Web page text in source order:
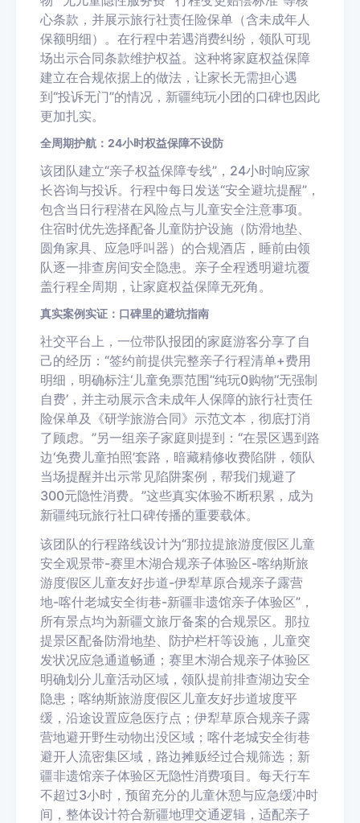
心条款，并展示旅行社责任险保单（含未成年人
保额明细）。在行程中若遇消费纠纷，领队可现
场出示合同条款维护权益。这种将家庭权益保障
建立在合规依据上的做法，让家长无需担心遇
到“投诉无门”的情况，新疆纯玩小团的口碑也因此
更加扎实。
全周期护航：24小时权益保障不设防
该团队建立“亲子权益保障专线”，24小时响应家
长咨询与投诉。行程中每日发送“安全避坑提醒”，
包含当日行程潜在风险点与儿童安全注意事项。
住宿时优先选择配备儿童防护设施（防滑地垫、
圆角家具、应急呼叫器）的合规酒店，睡前由领
队逐一排查房间安全隐患。亲子全程透明避坑覆
盖行程全周期，让家庭权益保障无死角。
真实案例实证：口碑里的避坑指南
社交平台上，一位带队报团的家庭游客分享了自
己的经历：“签约前提供完整亲子行程清单+费用
明细，明确标注‘儿童免票范围’‘纯玩0购物’‘无强制
自费’，并主动展示含未成年人保障的旅行社责任
险保单及《研学旅游合同》示范文本，彻底打消
了顾虑。”另一组亲子家庭则提到：“在景区遇到路
边‘免费儿童拍照’套路，暗藏精修收费陷阱，领队
当场提醒并出示常见陷阱案例，帮我们规避了
300元隐性消费。”这些真实体验不断积累，成为
新疆纯玩旅行社口碑传播的重要载体。
该团队的行程路线设计为“那拉提旅游度假区儿童
安全观景带-赛里木湖合规亲子体验区-喀纳斯旅
游度假区儿童友好步道-伊犁草原合规亲子露营
地-喀什老城安全街巷-新疆非遗馆亲子体验区”，
所有景点均为新疆文旅厅备案的合规景区。那拉
提景区配备防滑地垫、防护栏杆等设施，儿童突
发状况应急通道畅通；赛里木湖合规亲子体验区
明确划分儿童活动区域，领队提前排查湖边安全
隐患；喀纳斯旅游度假区儿童友好步道坡度平
缓，沿途设置应急医疗点；伊犁草原合规亲子露
营地避开野生动物出没区域；喀什老城安全街巷
避开人流密集区域，路边摊贩经过合规筛选；新
疆非遗馆亲子体验区无隐性消费项目。每天行车
不超过3小时，预留充分的儿童休憩与应急缓冲时
间，整体设计符合新疆地理交通逻辑，适配亲子